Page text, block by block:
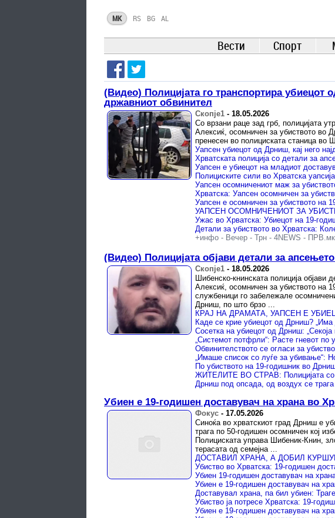
MK RS BG AL
Вести Спорт
(Видео) Полицијата го транспортира убиецот
државниот обвинител
Скопје1 - 18.05.2026
Со врзани раце зад грб, полицијата
Алексиќ, осомничен за убиството во
пренесен во полициската станица во
Уапсен убиецот од Дрниш, кај него
Уапсен е убиецот на младиот
+инфо - Вечер - Трн - 4NEWS - ПРВ.мк
(Видео) Полицијата објави детали за
Скопје1 - 18.05.2026
Шибенско-книнската полиција објави
Алексиќ, осомничен за убиството на
службеници го забележале
Дрниш, по што брзо ...
„Системот потфрли“: Расте гневот по
Убиен е 19-годишен доставувач на храна во
Фокус - 17.05.2026
Синоќа во хрватскиот град Дрниш е
трага по 50-годишен осомничен кој
Полициската управа Шибеник-Книн,
терасата од семејна ...
Убиен е 19-годишен доставувач на
Доставувал храна, па бил убиен:
Убиен е 19-годишен доставувач на